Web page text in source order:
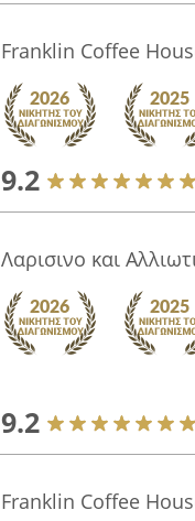
Franklin Coffee
9.2
Λαρισινο και
9.2
Franklin Coffee